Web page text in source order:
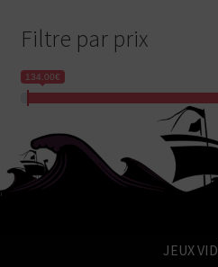
récent
au
ancien
Filtre par prix
134.00€
JEUX